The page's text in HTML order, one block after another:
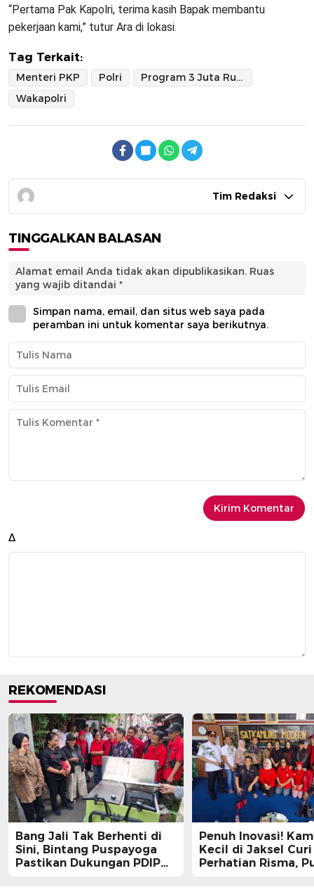
“Pertama Pak Kapolri, terima kasih Bapak membantu
pekerjaan kami,” tutur Ara di lokasi.
Tag Terkait:
Menteri PKP Polri
Program 3 Juta Rumah Subsidi
Wakapolri
Tim Redaksi
TINGGALKAN BALASAN
Alamat email Anda tidak akan dipublikasikan. Ruas
yang wajib ditandai *
Simpan nama, email, dan situs web saya pada
peramban ini untuk komentar saya berikutnya.
Δ
REKOMENDASI
Bang Jali Tak Berhenti di
Sini, Bintang Puspayoga
Pastikan Dukungan PDIP
Penuh Inovasi!
Kecil di Jaksel Curi
Perhatian Risma,